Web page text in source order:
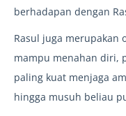
berhadapan dengan
Rasul juga merupakan
mampu menahan diri,
paling kuat menjaga
hingga musuh beliau